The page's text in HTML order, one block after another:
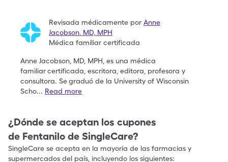
Revisada médicamente por Anne
Jacobson MD, MPH
Médica familiar certificada
Anne Jacobson, MD, MPH, es una médica
familiarcertificada, escritora, editora, profesora y
consultora. Segraduó de la University of Wisconsin
Scho... Read more
¿Dónde se aceptan los cupones
de Fentanilo de SingleCare?
SingleCare se acepta en la mayoría de las farmacias y
supermercados del país, incluyendo los siguientes: